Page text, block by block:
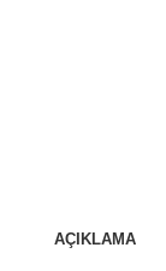
AÇIKLAMA